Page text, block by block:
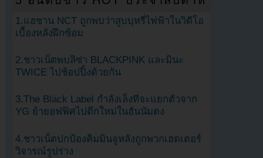
1.แฮชาน NCT ถูกพบว่าสูบบุหรี่ไฟฟ้าในวิดีโอ
เบื้องหลังฝึกซ้อม
2.ชาวเน็ตพบลิซ่า BLACKPINK และมินะ
TWICE ไปช้อปปิ้งด้วยกัน
3.The Black Label กำลังเล็งที่จะแยกตัวจาก
YG ย้ายอฟฟิศไปตึกใหม่ในฮันนัมดง
4.ชาวเน็ตปกป้องคิมมินจูหลังถูกพวกเฮดเตอร์
วิจารณ์รูปร่าง